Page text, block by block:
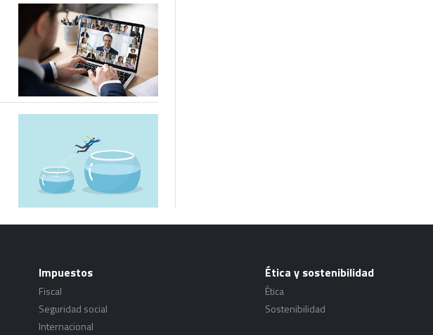
Impuestos
Fiscal
Seguridad social
Internacional
Ética y sostenibilidad
Ética
Sostenibilidad